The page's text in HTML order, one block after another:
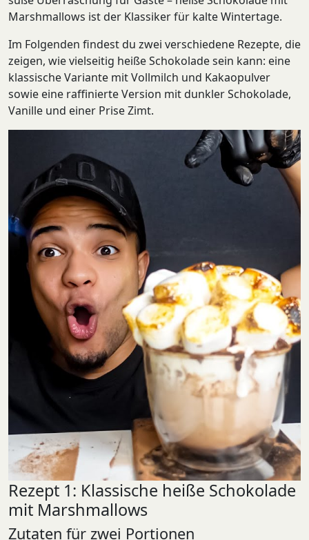
Marshmallows ist der Klassiker für kalte Wintertage.
Im Folgenden findest du zwei verschiedene Rezepte, die
zeigen, wie vielseitig heiße Schokolade sein kann: eine
klassische Variante mit Vollmilch und Kakaopulver
sowie eine raffinierte Version mit dunkler Schokolade,
Vanille und einer Prise Zimt.
Rezept 1: Klassische heiße Schokolade
mit Marshmallows
Zutaten für zwei Portionen